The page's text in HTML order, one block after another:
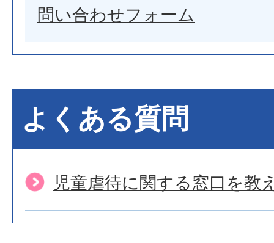
問い合わせフォーム
よくある質問
児童虐待に関する窓口を教